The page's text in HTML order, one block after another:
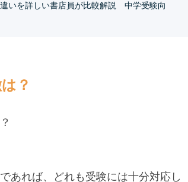
いを詳しい書店員が比較解説 中学受験向
？
あれば、どれも受験には十分対応し